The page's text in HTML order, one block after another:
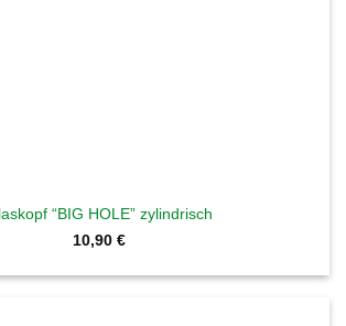
“BIG HOLE” zylindrisch
10,90 €